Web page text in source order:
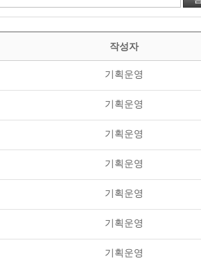
작성자
기획운영
기획운영
기획운영
기획운영
기획운영
기획운영
기획운영